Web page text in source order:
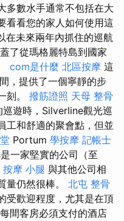
多數水手通常不包括在大
看看您的家人如何使用這
在未來兩年內抓住的巡航
了從瑪格麗特島到國家
com是什麼 北區按摩 這
，提供了一個寧靜的步
刻。 撥筋證照 天母 整骨
遊時，Silverline觀光巡
工和舒適的聚會點，但並
Portum 學按摩 記帳士
一家堅實的公司（至
按摩 小腿 與其他公司相
量仍然很棒。 北屯 整骨
受歡迎程度，尤其是在頂
間客房必須支付的酒店